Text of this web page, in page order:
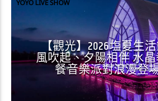
YOYO LIVE SHOW
【觀光】2026塩夏生
風吹起、夕陽相伴 水
餐音樂派對浪漫登